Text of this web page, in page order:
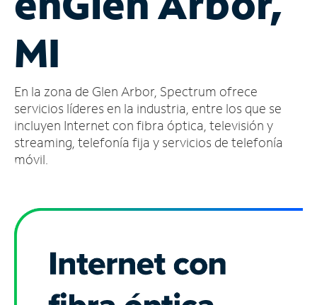
cuenta
Encuentra
tienda
MI
En la zona de Glen Arbor, Spectrum ofrece
servicios líderes en la industria, entre los que se
incluyen Internet con fibra óptica, televisión y
streaming, telefonía fija y servicios de telefonía
móvil.